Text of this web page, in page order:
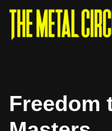
Saltar
Freedom